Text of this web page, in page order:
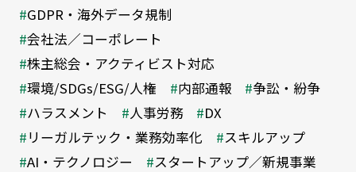
GDPR・海外データ規制
会社法／コーポレート
株主総会・アクティビスト対応
環境/SDGs/ESG/人権
内部通報
争訟・紛争
ハラスメント
人事労務
DX
リーガルテック・業務効率化
スキルアップ
AI・テクノロジー
スタートアップ／新規事業